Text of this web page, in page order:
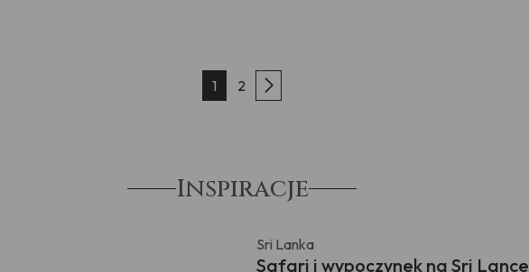
1 2
Inspiracje
Sri Lanka
Safari i wypoczynek na Sri Lance